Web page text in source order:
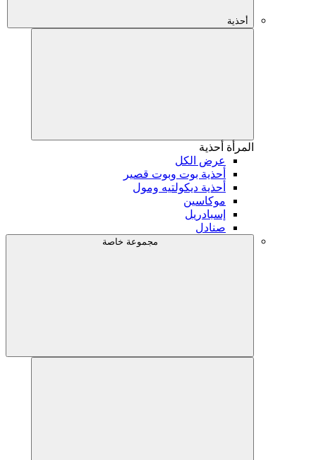
أحذية
المرأة أحذية
عرض الكل
أحذية بوت وبوت قصير
أحذية ديكولتيه ومول
موكاسين
إسبادريل
صنادل
مجموعة خاصة